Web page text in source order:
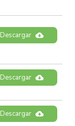
Descargar
Descargar
Descargar